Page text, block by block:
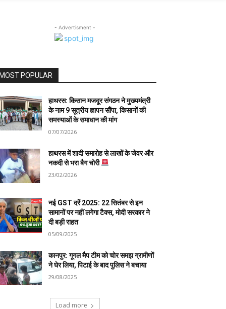
- Advertisment -
MOST POPULAR
हाथरस: किसान मजदूर संगठन ने मुख्यमंत्री
के नाम 9 सूत्रीय ज्ञापन सौंपा, किसानों की
समस्याओं के समाधान की मांग
07/07/2026
हाथरस में शादी समारोह से लाखों के जेवर और
नकदी से भरा बैग चोरी
23/02/2026
नई GST दरें 2025: 22 सितंबर से इन
सामानों पर नहीं लगेगा टैक्स, मोदी सरकार ने
दी बड़ी राहत
05/09/2025
कानपुर: गूगल मैप टीम को चोर समझ ग्रामीणों
ने घेर लिया, पिटाई के बाद पुलिस ने बचाया
29/08/2025
Load more